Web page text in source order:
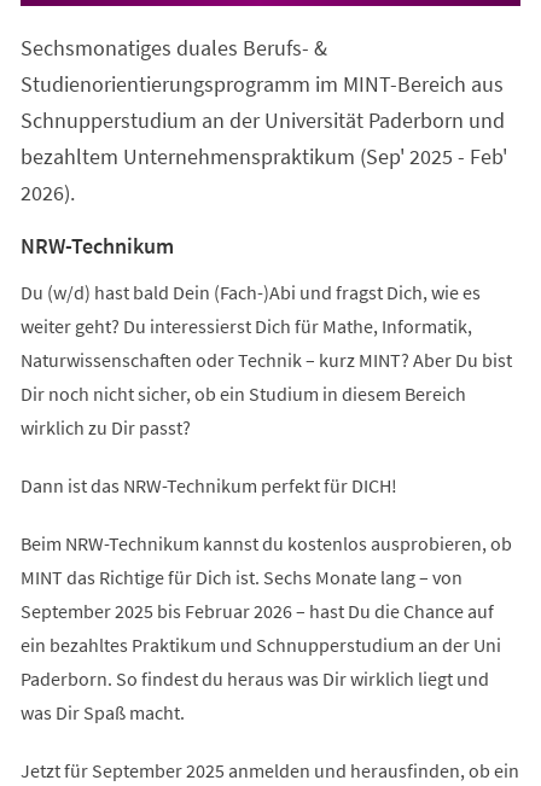
Sechsmonatiges duales Berufs- &
Studienorientierungsprogramm im MINT-Bereich aus
Schnupperstudium an der Universität Paderborn und
bezahltem Unternehmenspraktikum (Sep' 2025 - Feb'
2026).
NRW-Technikum
Du (w/d) hast bald Dein (Fach-)Abi und fragst Dich, wie es
weiter geht? Du interessierst Dich für Mathe, Informatik,
Naturwissenschaften oder Technik – kurz MINT? Aber Du bist
Dir noch nicht sicher, ob ein Studium in diesem Bereich
wirklich zu Dir passt?
Dann ist das NRW-Technikum perfekt für DICH!
Beim NRW-Technikum kannst du kostenlos ausprobieren, ob
MINT das Richtige für Dich ist. Sechs Monate lang – von
September 2025 bis Februar 2026 – hast Du die Chance auf
ein bezahltes Praktikum und Schnupperstudium an der Uni
Paderborn. So findest du heraus was Dir wirklich liegt und
was Dir Spaß macht.
Jetzt für September 2025 anmelden und herausfinden, ob ein